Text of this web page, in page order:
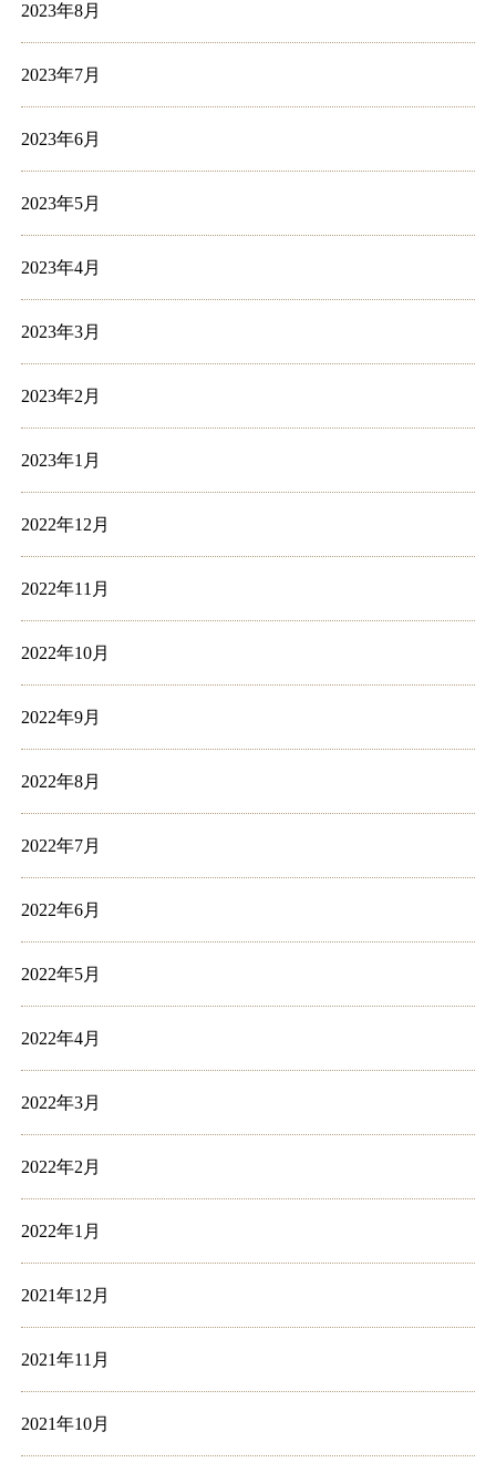
2023年8月
2023年7月
2023年6月
2023年5月
2023年4月
2023年3月
2023年2月
2023年1月
2022年12月
2022年11月
2022年10月
2022年9月
2022年8月
2022年7月
2022年6月
2022年5月
2022年4月
2022年3月
2022年2月
2022年1月
2021年12月
2021年11月
2021年10月